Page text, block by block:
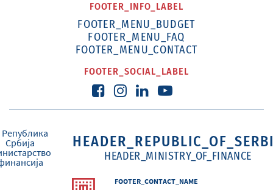
FOOTER_INFO_LABEL
FOOTER_MENU_BUDGET
FOOTER_MENU_FAQ
FOOTER_MENU_CONTACT
FOOTER_SOCIAL_LABEL
HEADER_MINISTRY_OF_FINANCE
FOOTER_CONTACT_NAME